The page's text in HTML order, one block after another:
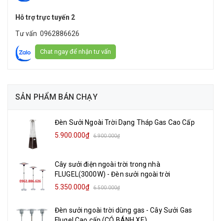
Hỗ trợ trực tuyến 2
Tư vấn 0962886626
Chat ngay để nhận tư vấn
SẢN PHẨM BÁN CHẠY
Đèn Sưởi Ngoài Trời Dạng Tháp Gas Cao Cấp
5.900.000₫
6.900.000₫
Cây sưởi điện ngoài trời trong nhà
FLUGEL(3000W) - Đèn sưởi ngoài trời
5.350.000₫
6.500.000₫
Đèn sưởi ngoài trời dùng gas - Cây Sưởi Gas